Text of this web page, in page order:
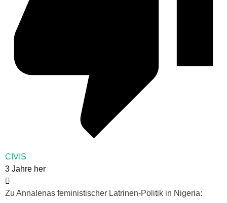
CIVIS
3 Jahre her
Zu Annalenas feministischer Latrinen-Politik in Nigeria: